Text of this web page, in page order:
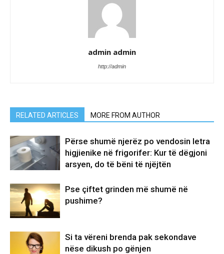
admin admin
http://admin
RELATED ARTICLES MORE FROM AUTHOR
Përse shumë njerëz po vendosin letra
higjienike në frigorifer: Kur të dëgjoni
arsyen, do të bëni të njëjtën
Pse çiftet grinden më shumë në
pushime?
Si ta vëreni brenda pak sekondave
nëse dikush po gënjen